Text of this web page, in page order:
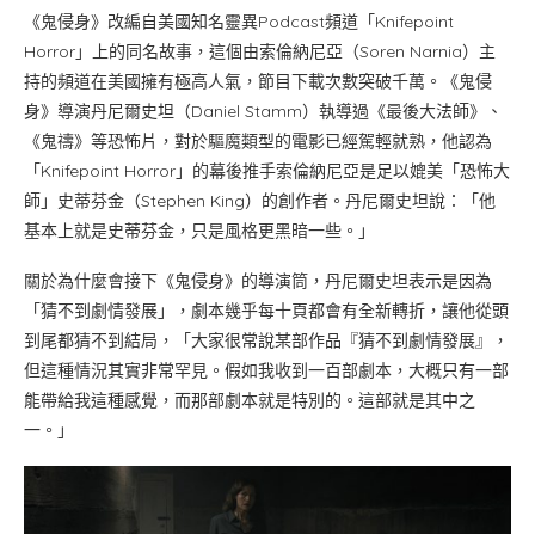
《鬼侵身》改編自美國知名靈異Podcast頻道「Knifepoint
Horror」上的同名故事，這個由索倫納尼亞（Soren Narnia）主
持的頻道在美國擁有極高人氣，節目下載次數突破千萬。《鬼侵
身》導演丹尼爾史坦（Daniel Stamm）執導過《最後大法師》、
《鬼禱》等恐怖片，對於驅魔類型的電影已經駕輕就熟，他認為
「Knifepoint Horror」的幕後推手索倫納尼亞是足以媲美「恐怖大
師」史蒂芬金（Stephen King）的創作者。丹尼爾史坦說：「他
基本上就是史蒂芬金，只是風格更黑暗一些。」
關於為什麼會接下《鬼侵身》的導演筒，丹尼爾史坦表示是因為
「猜不到劇情發展」，劇本幾乎每十頁都會有全新轉折，讓他從頭
到尾都猜不到結局，「大家很常說某部作品『猜不到劇情發展』，
但這種情況其實非常罕見。假如我收到一百部劇本，大概只有一部
能帶給我這種感覺，而那部劇本就是特別的。這部就是其中之
一。」